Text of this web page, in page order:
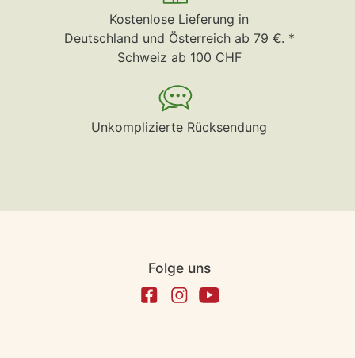
Kostenlose Lieferung in
Deutschland und Österreich ab 79 €. *
Schweiz ab 100 CHF
Unkomplizierte Rücksendung
Folge uns